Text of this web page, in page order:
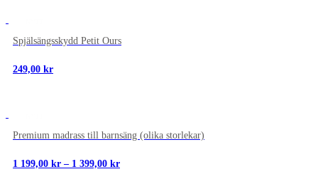
Spjälsängsskydd Petit Ours
249,00 kr
Premium madrass till barnsäng (olika storlekar)
1 199,00 kr – 1 399,00 krPrisintervall: